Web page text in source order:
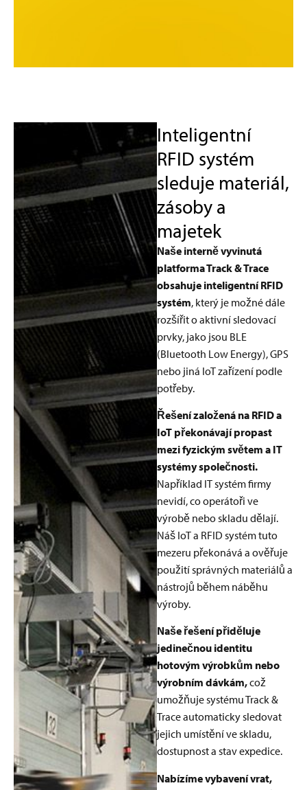
Inteligentní
RFID systém
sleduje materiál,
zásoby a
majetek
Naše interně vyvinutá
platforma Track & Trace
obsahuje inteligentní RFID
systém, který je možné dále
rozšířit o aktivní sledovací
prvky, jako jsou BLE
(Bluetooth Low Energy), GPS
nebo jiná IoT zařízení podle
potřeby.
Řešení založená na RFID a
IoT překonávají propast
mezi fyzickým světem a IT
systémy společnosti.
Například IT systém firmy
nevidí, co operátoři ve
výrobě nebo skladu dělají.
Náš IoT a RFID systém tuto
mezeru překonává a ověřuje
použití správných materiálů a
nástrojů během náběhu
výroby.
Naše řešení přiděluje
jedinečnou identitu
hotovým výrobkům nebo
výrobním dávkám,což
umožňuje systému Track &
Trace automaticky sledovat
jejich umístění ve skladu,
dostupnost a stav expedice.
Nabízíme vybavení vrat,